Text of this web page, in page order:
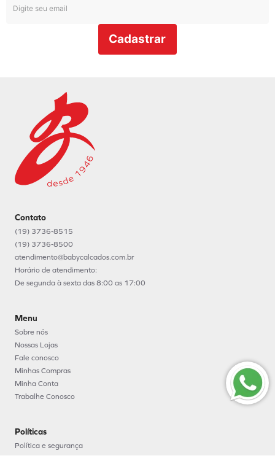
Cadastrar
Contato
(19) 3736-8515
(19) 3736-8500
atendimento@babycalcados.com.br
Horário de atendimento:
De segunda à sexta das 8:00 as 17:00
Menu
Sobre nós
Nossas Lojas
Fale conosco
Minhas Compras
Minha Conta
Trabalhe Conosco
Políticas
Política e segurança